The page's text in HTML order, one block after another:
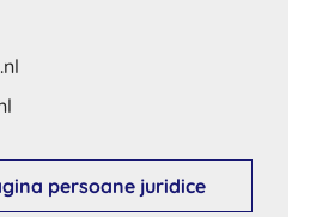
persoane juridice